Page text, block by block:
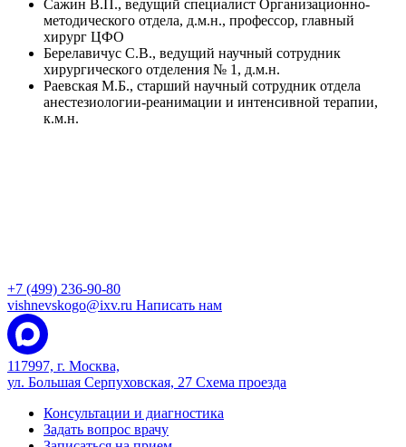
Сажин В.П., ведущий специалист Организационно-
методического отдела, д.м.н., профессор, главный
хирург ЦФО
Берелавичус С.В., ведущий научный сотрудник
хирургического отделения № 1, д.м.н.
Раевская М.Б., старший научный сотрудник отдела
анестезиологии-реанимации и интенсивной терапии,
к.м.н.
+7 (499) 236-90-80
vishnevskogo@ixv.ru Написать нам
117997, г. Москва,
ул. Большая Серпуховская, 27 Схема проезда
Консультации и диагностика
Задать вопрос врачу